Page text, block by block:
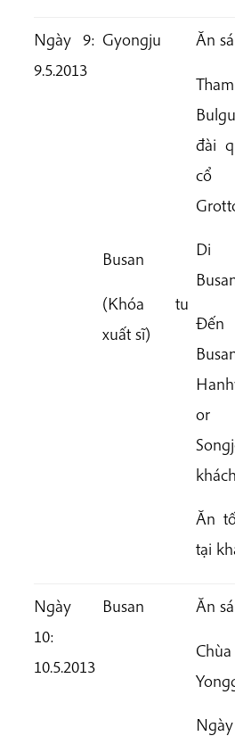
Ngày 9:
9.5.2013
Gyongju
Busan
(Khóa tu
xuất sĩ)
Ăn
đài
Di
Đến
or
Ăn
tại
Ngày
10:
10.5.2013
Busan Ăn